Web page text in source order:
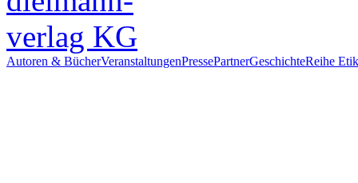
Autoren & BücherVeranstaltungenPressePartnerGeschichteReihe